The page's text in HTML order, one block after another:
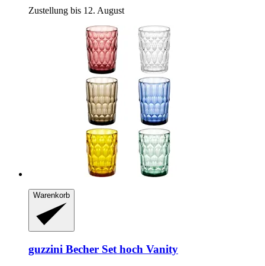
Zustellung bis 12. August
Warenkorb
guzzini Becher Set hoch Vanity